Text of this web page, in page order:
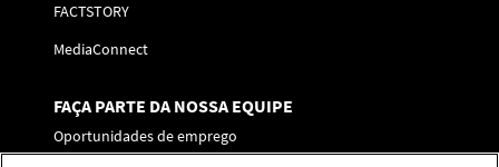
FACTSTORY
MediaConnect
FAÇA PARTE DA NOSSA EQUIPE
Oportunidades de emprego